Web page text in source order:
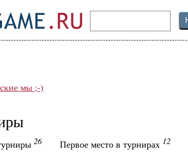
мы ;-)
26 Первое место в турнирах 12